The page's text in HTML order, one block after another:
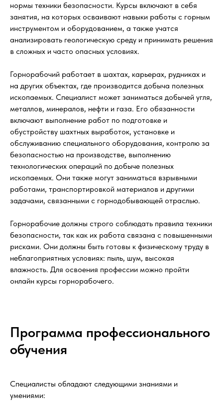
нормы техники безопасности. Курсы включают в себя
занятия, на которых осваивают навыки работы с горным
инструментом и оборудованием, а также учатся
анализировать геологическую среду и принимать решения
в сложных и часто опасных условиях.
Горнорабочий работает в шахтах, карьерах, рудниках и
на других объектах, где производится добыча полезных
ископаемых. Специалист может заниматься добычей угля,
металлов, минералов, нефти и газа. Его обязанности
включают выполнение работ по подготовке и
обустройству шахтных выработок, установке и
обслуживанию специального оборудования, контролю за
безопасностью на производстве, выполнению
технологических операций по добыче полезных
ископаемых. Они также могут заниматься взрывными
работами, транспортировкой материалов и другими
задачами, связанными с горнодобывающей отраслью.
Горнорабочие должны строго соблюдать правила техники
безопасности, так как их работа связана с повышенными
рисками. Они должны быть готовы к физическому труду в
неблагоприятных условиях: пыль, шум, высокая
влажность. Для освоения профессии можно пройти
онлайн курсы горнорабочего.
Программа профессионального
обучения
Специалисты обладают следующими знаниями и
умениями: